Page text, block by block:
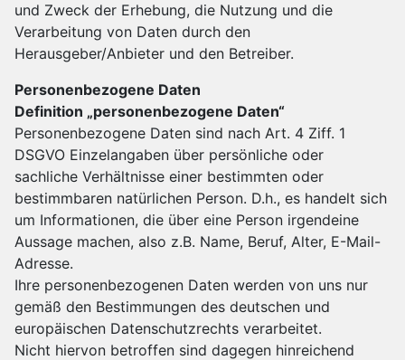
und Zweck der Erhebung, die Nutzung und die
Verarbeitung von Daten durch den
Herausgeber/Anbieter und den Betreiber.
Personenbezogene Daten
Definition „personenbezogene Daten“
Personenbezogene Daten sind nach Art. 4 Ziff. 1
DSGVO Einzelangaben über persönliche oder
sachliche Verhältnisse einer bestimmten oder
bestimmbaren natürlichen Person. D.h., es handelt sich
um Informationen, die über eine Person irgendeine
Aussage machen, also z.B. Name, Beruf, Alter, E-Mail-
Adresse.
Ihre personenbezogenen Daten werden von uns nur
gemäß den Bestimmungen des deutschen und
europäischen Datenschutzrechts verarbeitet.
Nicht hiervon betroffen sind dagegen hinreichend